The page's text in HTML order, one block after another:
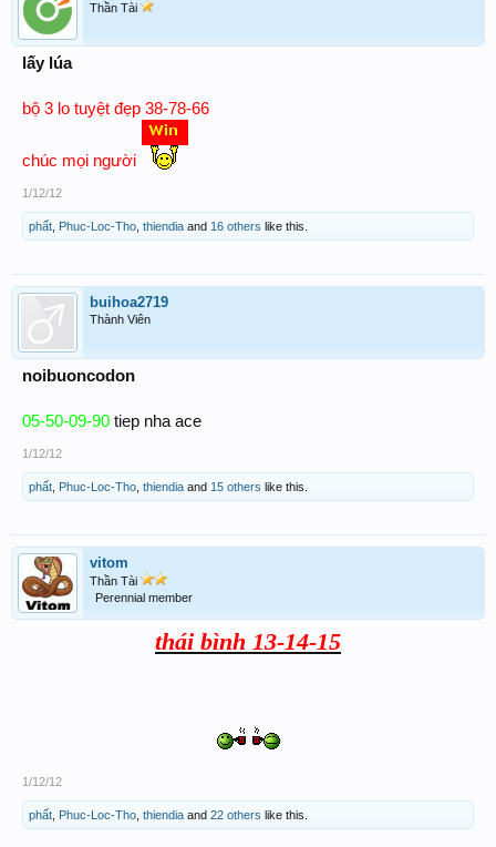
Thần Tài
lấy lúa
bộ 3 lo tuyệt đẹp 38-78-66
chúc mọi người
1/12/12
phất Phuc-Loc-Tho thiendia and 16 others like this.
buihoa2719
Thành Viên
noibuoncodon
05-50-09-90 tiep nha ace
1/12/12
phất Phuc-Loc-Tho thiendia and 15 others like this.
vitom
Thần Tài
Perennial member
thái bình 13-14-15​
1/12/12
phất Phuc-Loc-Tho thiendia and 22 others like this.